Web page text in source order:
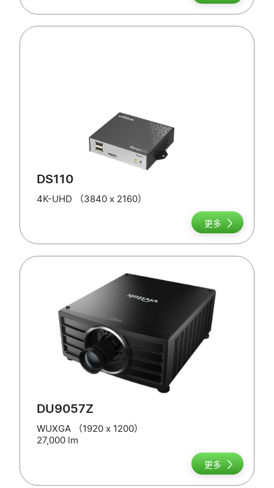
DS110
4K-UHD （3840 x 2160）
更多
DU9057Z
WUXGA （1920 x 1200）
27,000 lm
更多